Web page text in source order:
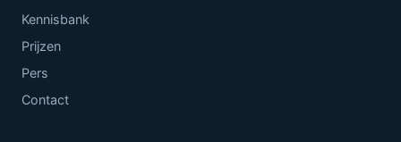
Kennisbank
Prijzen
Pers
Contact